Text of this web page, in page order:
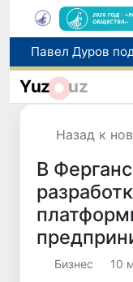
Yuz uz
Назад к
В
Бизнес 10